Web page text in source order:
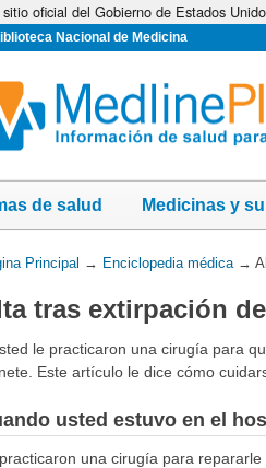
sitio oficial del Gobierno de Estados
Nacional de Medicina
de salud Medicinas y
Principal → Enciclopedia médica→
tras extirpación
le practicaron una cirugía para
Este artículo le dice cómo
usted estuvo en el
una cirugía para